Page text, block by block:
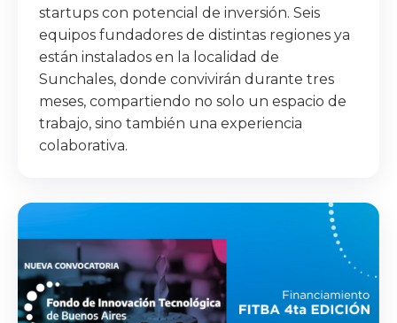
startups con potencial de inversión. Seis
equipos fundadores de distintas regiones ya
están instalados en la localidad de
Sunchales, donde convivirán durante tres
meses, compartiendo no solo un espacio de
trabajo, sino también una experiencia
colaborativa.